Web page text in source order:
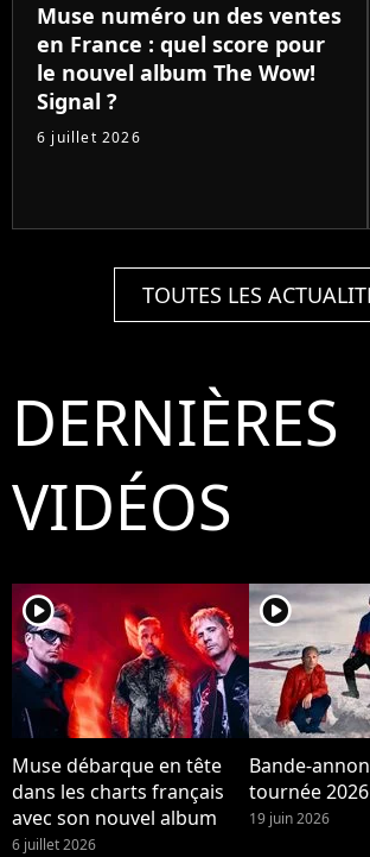
Muse numéro un des ventes
en France : quel score pour
le nouvel album The Wow!
Signal ?
6 juillet 2026
TOUTES LES
DERNIÈRES
VIDÉOS
player2
Muse débarque en tête
dans les charts français
avec son nouvel album
6 juillet 2026
player2
Bande-
tournée
19 juin 2026